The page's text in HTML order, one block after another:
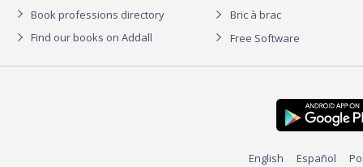
Book professions directory
Find our books on Addall
Bric à brac
Free Software
English Español